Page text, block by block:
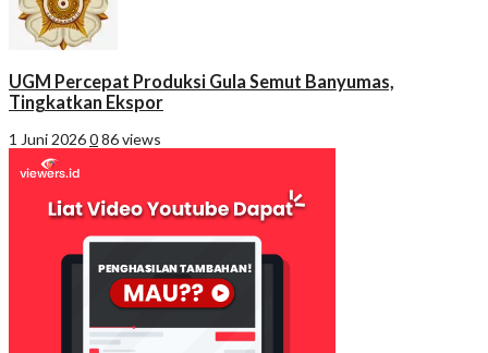
UGM Percepat Produksi Gula Semut Banyumas,
Tingkatkan Ekspor
1 Juni 2026086 views